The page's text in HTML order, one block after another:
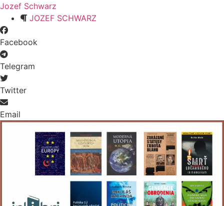
Jozef Schwarz
JOZEF SCHWARZ
Facebook
Telegram
Twitter
Email